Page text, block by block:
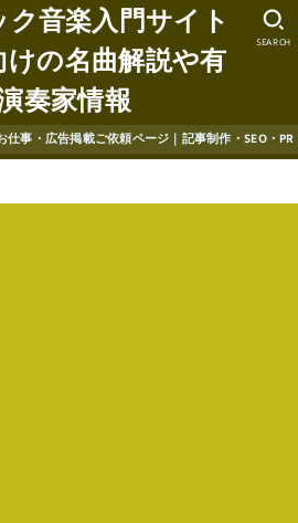
音楽入門サイト
けの名曲解説や有
奏家情報
仕事・広告掲載ご依頼ページ｜記事制作・SEO・
SEARCH